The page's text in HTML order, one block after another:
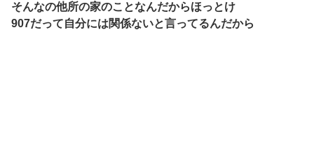
そんなの他所の家のことなんだからほっとけ
907だって自分には関係ないと言ってるんだから